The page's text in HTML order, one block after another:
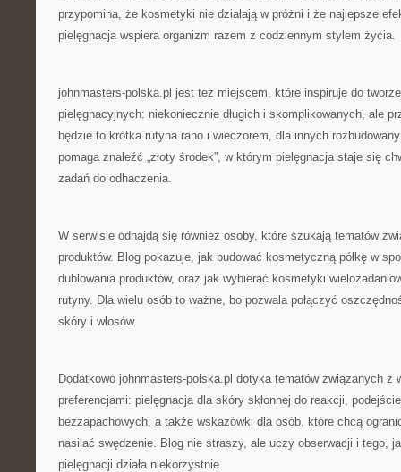
przypomina, że kosmetyki nie działają w próżni i że najlepsze
pielęgnacja wspiera organizm razem z codziennym stylem życia.
johnmasters-polska.pl jest też miejscem, które inspiruje do
pielęgnacyjnych: niekoniecznie długich i skomplikowanych, ale
będzie to krótka rutyna rano i wieczorem, dla innych
pomaga znaleźć „złoty środek”, w którym pielęgnacja staje się
zadań do odhaczenia.
W serwisie odnajdą się również osoby, które szukają tematów
produktów. Blog pokazuje, jak budować kosmetyczną półkę w
dublowania produktów, oraz jak wybierać kosmetyki
rutyny. Dla wielu osób to ważne, bo pozwala połączyć
skóry i włosów.
Dodatkowo johnmasters-polska.pl dotyka tematów związanych z
preferencjami: pielęgnacja dla skóry skłonnej do reakcji,
bezzapachowych, a także wskazówki dla osób, które chcą
nasilać swędzenie. Blog nie straszy, ale uczy obserwacji i tego,
pielęgnacji działa niekorzystnie.